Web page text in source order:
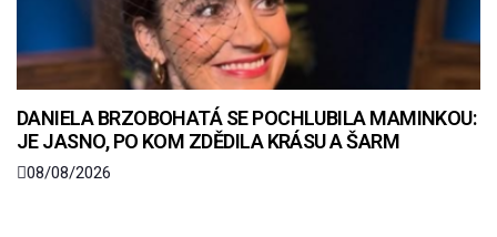
DANIELA BRZOBOHATÁ SE POCHLUBILA MAMINKOU:
JE JASNO, PO KOM ZDĚDILA KRÁSU A ŠARM
08/08/2026